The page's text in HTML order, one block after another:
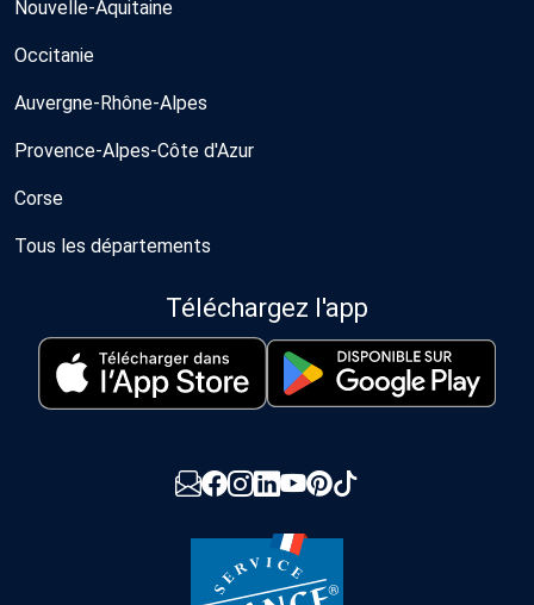
Nouvelle-Aquitaine
Occitanie
Auvergne-Rhône-Alpes
Provence-Alpes-Côte d'Azur
Corse
Tous les départements
Téléchargez l'app